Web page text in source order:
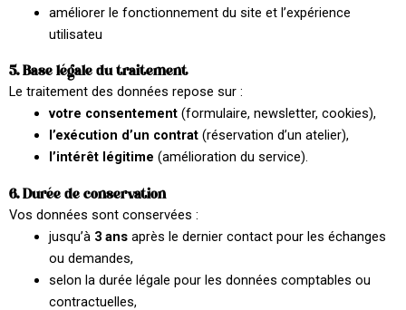
améliorer le fonctionnement du site et l’expérience
utilisateu
5. Base légale du traitement
Le traitement des données repose sur :
votre consentement(formulaire, newsletter, cookies),
l’exécution d’un contrat(réservation d’un atelier),
l’intérêt légitime (amélioration du service).
6. Durée de conservation
Vos données sont conservées :
jusqu’à 3 ansaprès le dernier contact pour les échanges
ou demandes,
selon la durée légale pour les données comptables ou
contractuelles,